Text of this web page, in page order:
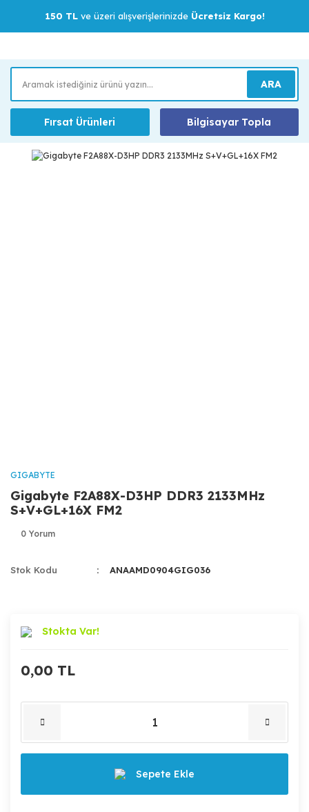
150 TLve üzeri alışverişlerinizde Ücretsiz Kargo!
ARA
Fırsat Ürünleri Bilgisayar Topla
GIGABYTE
Gigabyte F2A88X-D3HP DDR3 2133MHz
S+V+GL+16X FM2
0 Yorum
Stok Kodu ANAAMD0904GIG036
Stokta Var!
0,00 TL
Sepete Ekle